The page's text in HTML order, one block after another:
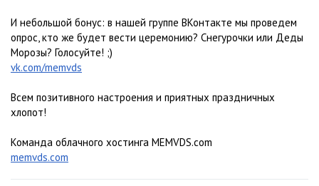
И небольшой бонус: в нашей группе ВКонтакте мы проведем
опрос, кто же будет вести церемонию? Снегурочки или Деды
Морозы? Голосуйте! ;)
vk.com/memvds
Всем позитивного настроения и приятных праздничных
хлопот!
Команда облачного хостинга MEMVDS.com
memvds.com